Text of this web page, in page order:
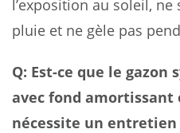
l’exposition au soleil,
pluie et ne gèle pas
Q: Est-ce que le
avec fond amortissant
nécessite un entretien